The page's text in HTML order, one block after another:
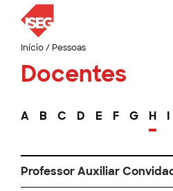
Início/ Pessoas
Docentes
A B C D E F G H I
Professor Auxiliar